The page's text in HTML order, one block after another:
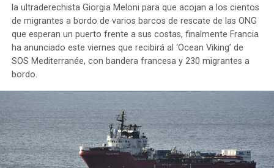
la ultraderechista Giorgia Meloni para que acojan a los cientos
de migrantes a bordo de varios barcos de rescate de las ONG
que esperan un puerto frente a sus costas, finalmente Francia
ha anunciado este viernes que recibirá al ‘Ocean Viking’ de
SOS Mediterranée, con bandera francesa y 230 migrantes a
bordo.